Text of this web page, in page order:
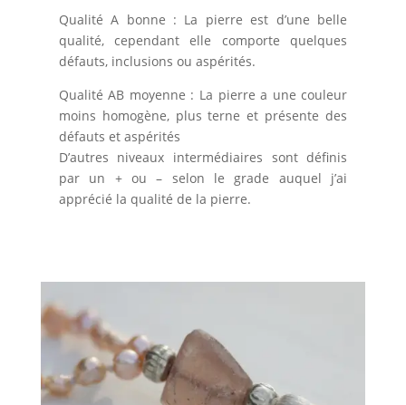
Qualité A bonne : La pierre est d’une belle
qualité, cependant elle comporte quelques
défauts, inclusions ou aspérités.
Qualité AB moyenne : La pierre a une couleur
moins homogène, plus terne et présente des
défauts et aspérités
D’autres niveaux intermédiaires sont définis
par un + ou – selon le grade auquel j’ai
apprécié la qualité de la pierre.